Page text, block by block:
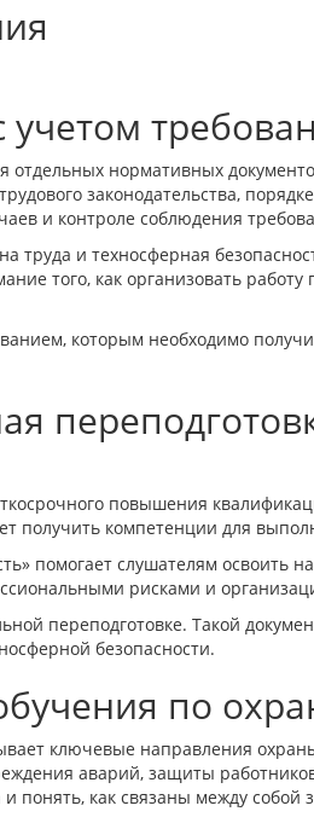
отдельных нормативных
законодательства,
и контроле соблюдения
труда и техносферная
того, как организовать
которым необходимо
повышения
получить компетенции для
помогает слушателям
рисками и
переподготовке. Такой
безопасности.
по
ключевые направления
аварий, защиты
понять, как связаны между